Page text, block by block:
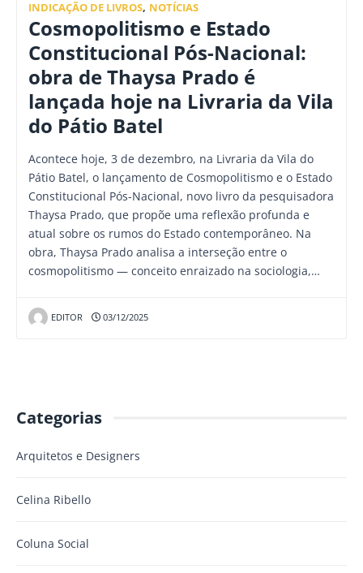
INDICAÇÃO DE LIVROS, NOTÍCIAS
Cosmopolitismo e Estado
Constitucional Pós-Nacional:
obra de Thaysa Prado é
lançada hoje na Livraria da Vila
do Pátio Batel
Acontece hoje, 3 de dezembro, na Livraria da Vila do
Pátio Batel, o lançamento de Cosmopolitismo e o Estado
Constitucional Pós-Nacional, novo livro da pesquisadora
Thaysa Prado, que propõe uma reflexão profunda e
atual sobre os rumos do Estado contemporâneo. Na
obra, Thaysa Prado analisa a interseção entre o
cosmopolitismo — conceito enraizado na sociologia,…
EDITOR 03/12/2025
Categorias
Arquitetos e Designers
Celina Ribello
Coluna Social